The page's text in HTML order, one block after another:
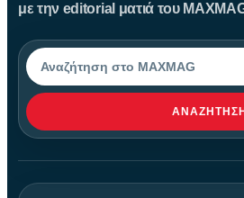
με την editorial ματιά του
Αναζήτηση
ΑΝΑΖΉΤΗΣΗ